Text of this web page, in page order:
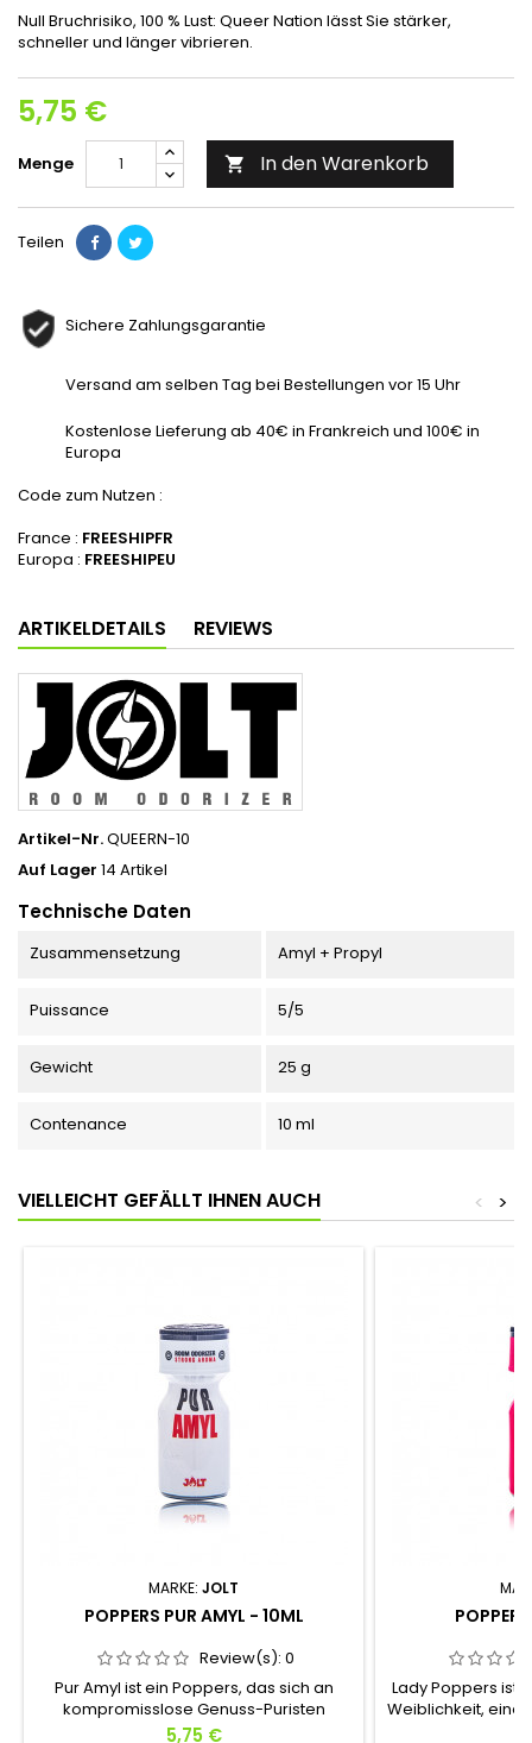
Null Bruchrisiko, 100 % Lust: Queer Nation lässt Sie stärker,
schneller und länger vibrieren.
5,75 €
Menge  In den Warenkorb
Teilen
Sichere Zahlungsgarantie
Versand am selben Tag bei Bestellungen vor 15 Uhr
Kostenlose Lieferung ab 40€ in Frankreich und 100€ in
Europa
Code zum Nutzen :
France : FREESHIPFR
Europa : FREESHIPEU
ARTIKELDETAILS REVIEWS
Artikel-Nr.QUEERN-10
Auf Lager 14 Artikel
Technische Daten
Zusammensetzung Amyl + Propyl
Puissance 5/5
Gewicht 25 g
Contenance 10 ml
VIELLEICHT GEFÄLLT IHNEN AUCH >
<
MARKE: JOLT
POPPERS PUR AMYL - 10ML
Review(s): 0
Pur Amyl ist ein Poppers, das sich an
kompromisslose Genuss-Puristen
richtet.In seiner makellosen weißen
Preis
5,75 €
Lady Poppers ist
Weiblichkeit, eine